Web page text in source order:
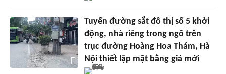
Tuyến đường sắt đô thị số 5 khởi
động, nhà riêng trong ngõ trên
trục đường Hoàng Hoa Thám, Hà
Nội thiết lập mặt bằng giá mới